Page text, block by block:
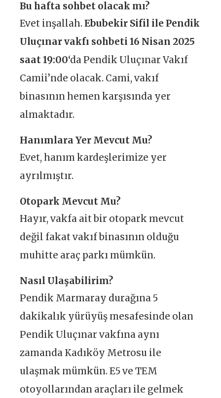
Bu hafta sohbet olacak mı?
Evet inşallah.Ebubekir Sifil ile Pendik
Uluçınar vakfı sohbeti 16 Nisan 2025
saat 19:00‘da Pendik Uluçınar Vakıf
Camii’nde olacak. Cami, vakıf
binasının hemen karşısında yer
almaktadır.
Hanımlara Yer Mevcut Mu?
Evet, hanım kardeşlerimize yer
ayrılmıştır.
Otopark Mevcut Mu?
Hayır, vakfa ait bir otopark mevcut
değil fakat vakıf binasının olduğu
muhitte araç parkı mümkün.
Nasıl Ulaşabilirim?
Pendik Marmaray durağına 5
dakikalık yürüyüş mesafesinde olan
Pendik Uluçınar vakfına aynı
zamanda Kadıköy Metrosu ile
ulaşmak mümkün. E5 ve TEM
otoyollarından araçları ile gelmek